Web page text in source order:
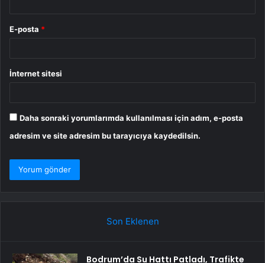
E-posta *
İnternet sitesi
Daha sonraki yorumlarımda kullanılması için adım, e-posta
adresim ve site adresim bu tarayıcıya kaydedilsin.
Son Eklenen
Bodrum’da Su Hattı Patladı, Trafikte